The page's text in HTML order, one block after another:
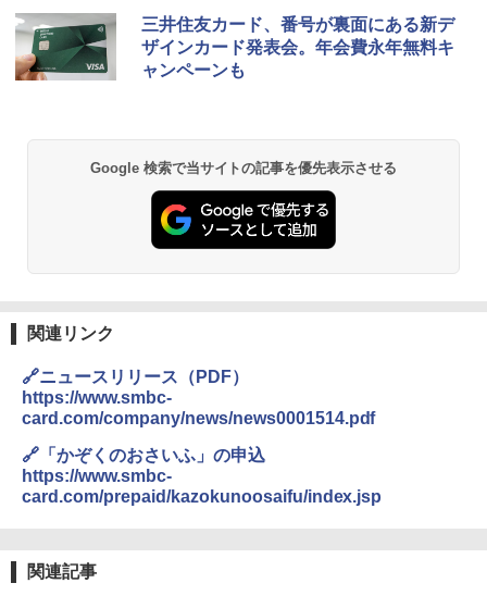
地球の歩き方 スター・ウォーズ
￥2,695
力的な町 2026～2027 地球の歩き方D アジア
￥2,079
A26 地球の歩き方 チェコ ポーランド スロヴ
ァキア 2026～2027 地球の歩き方A ヨーロッ
パ
￥2,277
[キャンパーズコレクション 山善] ポップアッ
プテント 傘みたいに広げて畳める パッとサ
ッとサンシェード キューブ フルクローズ メ
ッシュ 簡単設置 ワンタッチテント キャンプ
PYKES PEAK (パイクスピーク) 着替えテン
ト プライバシー テント 【中が透けない】 1
人用 折りたたみ 防災グッズ 災害用トイレ ビ
ーチ ピクニック ポップアップテント 携帯 簡
ENDLESS BASE 《めざましテレビで紹介》
テント ワンタッチ RENEW 幅200 2-3人用 43
500002(89232)
￥5,999
[キャンパーズコレクション 山善] 傘みたいに
GRANDOOR ステンレス保冷剤 2個セット 2
026リニューアル 急速冷凍 空間倍増 衛生的
コンパクト 保冷力長持ち
ラソル ガーデン サイトシート付 折りたたみ
防水 UVカット 4段階高さ調整 軽量 収納袋付
き
￥6,459
秒）射程5～10m 安全ロック搭載 携帯収納袋
付き ヒグマ・イノシシ対策 自治体・教育機
関の購入実績 登山・キャンプ・アウトドア・
防災用品 長期保存可能 緊急時用 日本国内発
￥3,680
三井住友カード、番号が裏面にある新デ
ザインカード発表会。年会費永年無料キ
ャンペーンも
Google 検索で当サイトの記事を優先表示させる
関連リンク
🔗ニュースリリース（PDF）
https://www.smbc-
card.com/company/news/news0001514.pdf
🔗「かぞくのおさいふ」の申込
https://www.smbc-
card.com/prepaid/kazokunoosaifu/index.jsp
関連記事